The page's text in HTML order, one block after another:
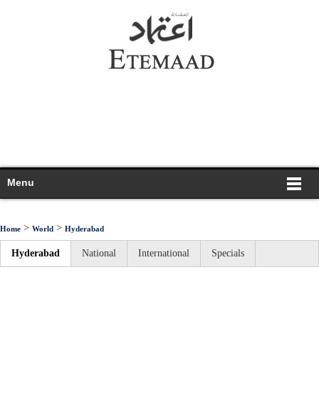
Menu
Home > World > Hyderabad
Hyderabad National International Specials